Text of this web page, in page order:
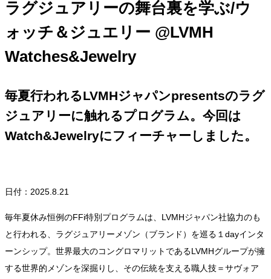
ラグジュアリーの舞台裏を学ぶ/ウ
ォッチ＆ジュエリー @LVMH
Watches&Jewelry
毎夏行われるLVMHジャパンpresentsのラグ
ジュアリーに触れるプログラム。今回は
Watch&Jewelryにフィーチャーしました。
日付：2025.8.21
毎年夏休み恒例のFFi特別プログラムは、LVMHジャパン社協力のも
と行われる、ラグジュアリーメゾン（ブランド）を巡る１dayインタ
ーンシップ。世界最大のコングロマリットであるLVMHグループが擁
する世界的メゾンを深掘りし、その伝統を支える職人技＝サヴォア